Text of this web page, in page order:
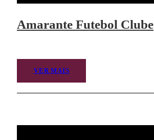
Amarante Futebol Clube
VER MAIS